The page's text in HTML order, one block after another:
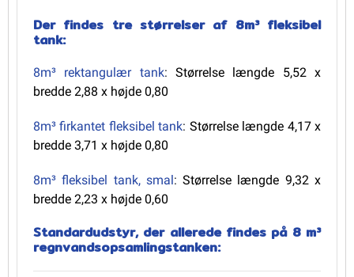
Der findes tre størrelser af 8m³ fleksibel
tank:
8m³ rektangulær tank:Størrelse længde 5,52 x
bredde 2,88 x højde 0,80
8m³ firkantet fleksibel tank: Størrelse længde 4,17 x
bredde 3,71 x højde 0,80
8m³ fleksibel tank, smal:Størrelse længde 9,32 x
bredde 2,23 x højde 0,60
Standardudstyr, der allerede findes på 8 m³
regnvandsopsamlingstanken: